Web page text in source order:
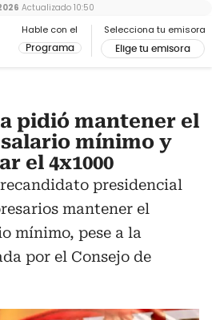
Hable con el
Programa
Selecciona tu emisora
Elige tu emisora
Actualizado 10:50
pidió mantener el
mínimo y
el 4x1000
presidencial
mantener el
mínimo, pese a la
por el Consejo de